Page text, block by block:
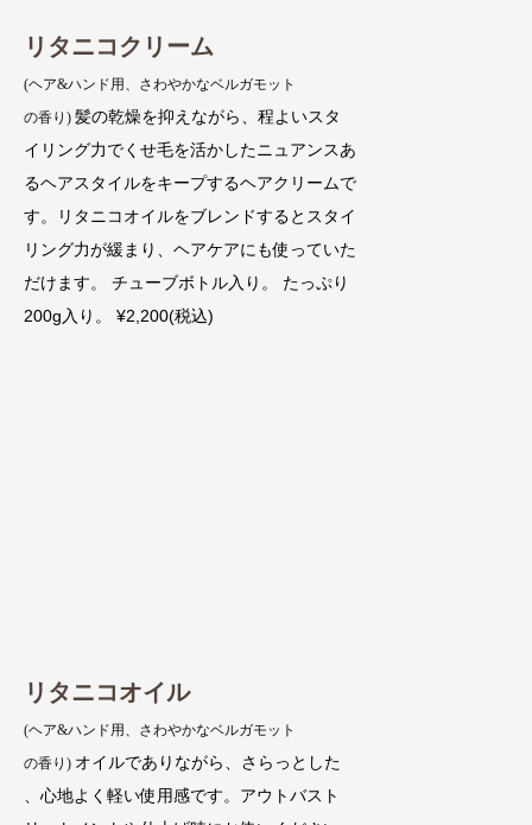
リタニコクリーム
(ヘア&ハンド用、さわやかなベルガモット
の香り) 髪の乾燥を抑えながら、程よいスタ
イリング力でくせ毛を活かしたニュアンスあ
るヘアスタイルをキープするヘアクリームで
す。リタニコオイルをブレンドするとスタイ
リング力が緩まり、ヘアケアにも使っていた
だけます。 チューブボトル入り。 たっぷり
200g入り。 ¥2,200(税込)
リタニコオイル
(ヘア&ハンド用、さわやかなベルガモット
の香り) オイルでありながら、さらっとした
、心地よく軽い使用感です。アウトバスト